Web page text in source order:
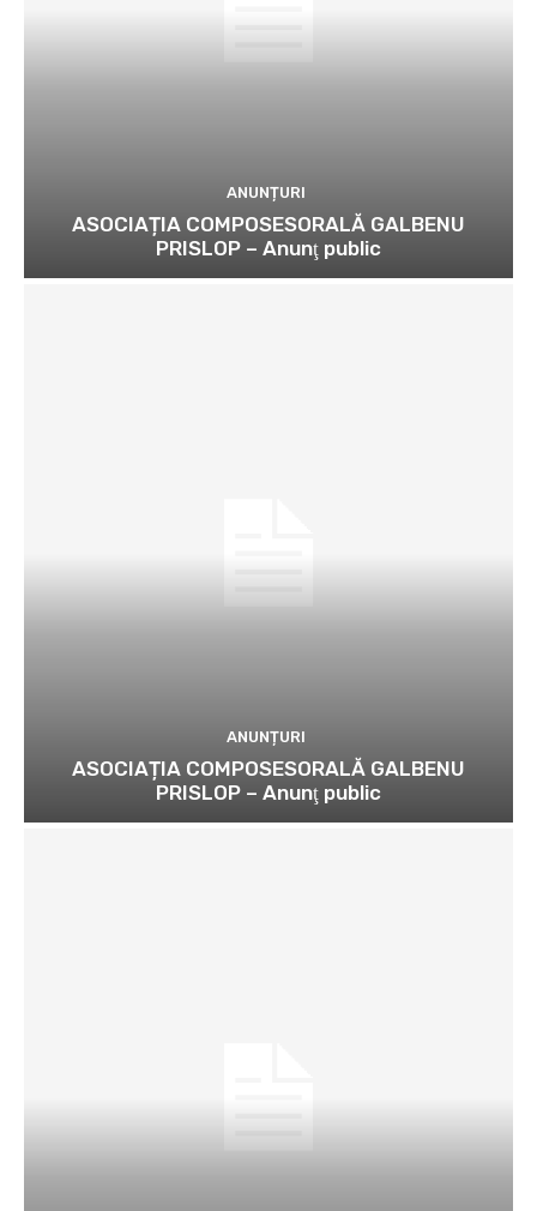
ANUNȚURI
ASOCIAȚIA COMPOSESORALĂ GALBENU
PRISLOP – Anunţ public
ANUNȚURI
ASOCIAȚIA COMPOSESORALĂ GALBENU
PRISLOP – Anunţ public